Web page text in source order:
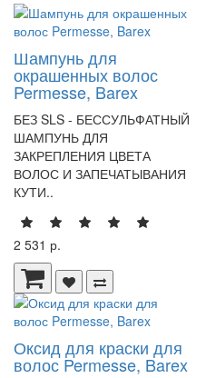
Шампунь для
окрашенных волос
Permesse, Barex
БЕЗ SLS - БЕССУЛЬФАТНЫЙ
ШАМПУНЬ ДЛЯ
ЗАКРЕПЛЕНИЯ ЦВЕТА
ВОЛОС И ЗАПЕЧАТЫВАНИЯ
КУТИ..
2 531 р.
Оксид для краски для
волос Permesse, Barex